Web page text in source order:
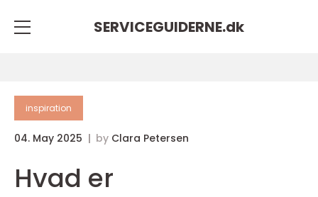
SERVICEGUIDERNE.dk
inspiration
04. May 2025 by Clara Petersen
Hvad er